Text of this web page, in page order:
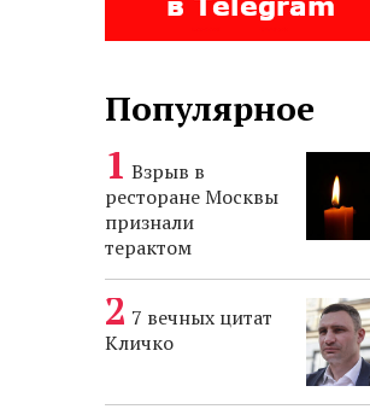
Популярное
Взрыв в
ресторане Москвы
признали
терактом
7 вечных цитат
Кличко